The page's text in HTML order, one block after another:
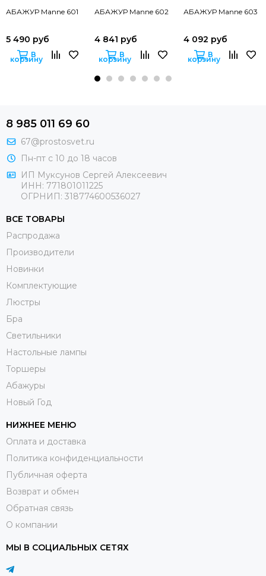
АБАЖУР Manne 601
5 490 руб
В
корзину
АБАЖУР Manne 602
4 841 руб
В
корзину
АБАЖУР Manne 603
4 092 руб
В
корзину
8 985 011 69 60
67@prostosvet.ru
Пн-пт с 10 до 18 часов
ИП Муксунов Сергей Алексеевич
ИНН: 771801011225
ОГРНИП: 318774600536027
ВСЕ ТОВАРЫ
Распродажа
Производители
Новинки
Комплектующие
Люстры
Бра
Светильники
Настольные лампы
Торшеры
Абажуры
Новый Год
НИЖНЕЕ МЕНЮ
Оплата и доставка
Политика конфиденциальности
Публичная оферта
Возврат и обмен
Обратная связь
О компании
МЫ В СОЦИАЛЬНЫХ СЕТЯХ